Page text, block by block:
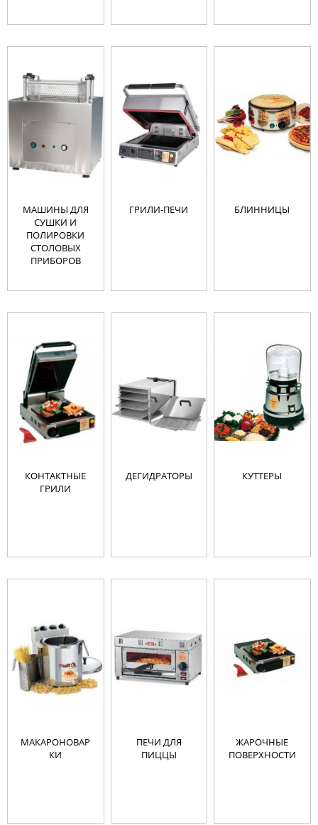
МАШИНЫ ДЛЯ
СУШКИ И
ПОЛИРОВКИ
СТОЛОВЫХ
ПРИБОРОВ
ГРИЛИ-ПЕЧИ БЛИННИЦЫ
КОНТАКТНЫЕ
ГРИЛИ
ДЕГИДРАТОРЫ КУТТЕРЫ
МАКАРОНОВАР
КИ
ПЕЧИ ДЛЯ
ПИЦЦЫ
ЖАРОЧНЫЕ
ПОВЕРХНОСТИ